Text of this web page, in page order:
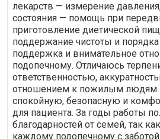
лекарств — измерение
состояния — помощь при
приготовление диетической
поддержание чистоты и
поддержка и внимательное
подопечному. Отличаюсь
ответственностью,
отношением к пожилым людям.
спокойную, безопасную и
для пациента. За годы работы
благодарностей от семей, так
каждому подопечному с